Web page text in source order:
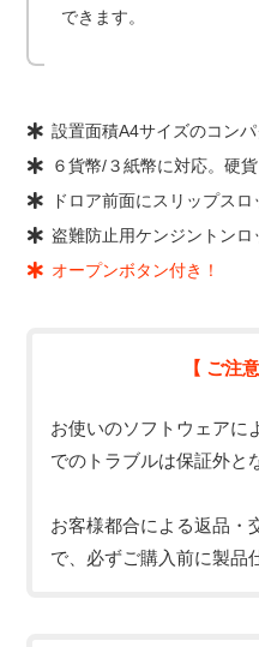
できます。
設置面積A4サイズのコン
６貨幣/３紙幣に対応。硬
ドロア前面にスリップスロ
盗難防止用ケンジントン
オープンボタン付き！
【 ご注
お使いのソフトウェアに
でのトラブルは保証外と
お客様都合による返品・
で、必ずご購入前に製品